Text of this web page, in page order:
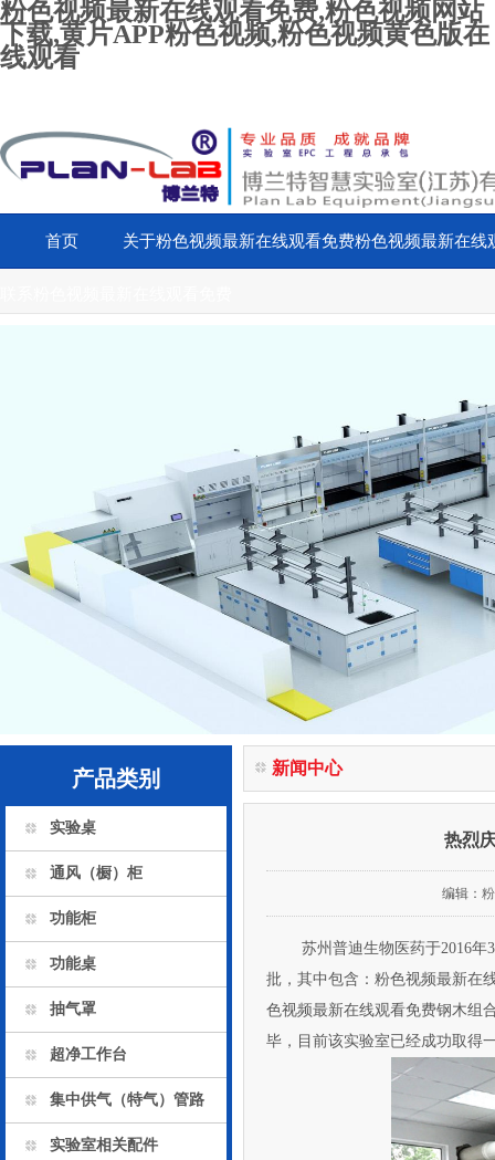
粉色视频最新在线观看免费,粉色视频网站
下载,黄片APP粉色视频,粉色视频黄色版在
线观看
首页 关于粉色视频最新在线观看免费粉色视频最新在线
产品类别
实验桌
通风（橱）柜
功能柜
功能桌
抽气罩
超净工作台
集中供气（特气）管路
实验室相关配件
新闻中心
热烈
编辑：
苏州普迪生物医药于2016年3
批，其中包含：粉色视频最
色视频最新在线观看免费钢木组
毕，目前该实验室已经成功取得